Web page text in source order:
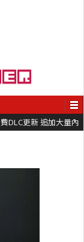
DLC更新 追加大量內